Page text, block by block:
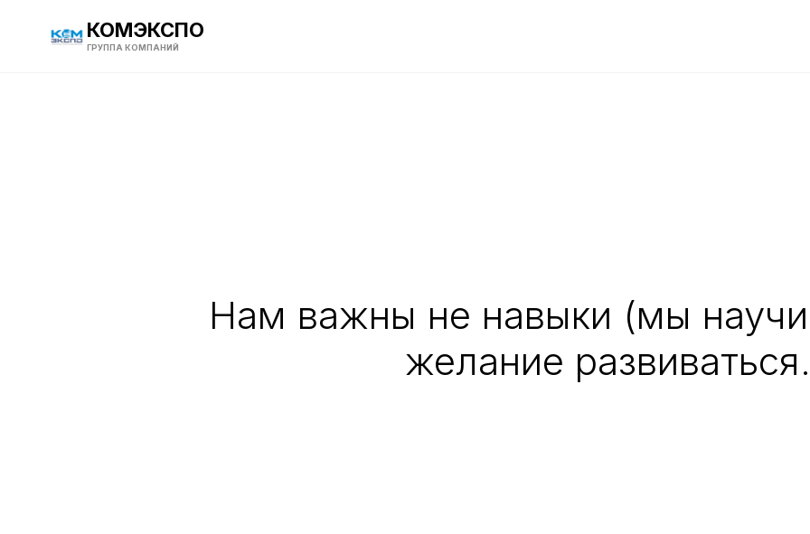
КОМЭКСПО
ГРУППА КОМПАНИЙ
Нам важны не навыки (мы
желание развиваться.